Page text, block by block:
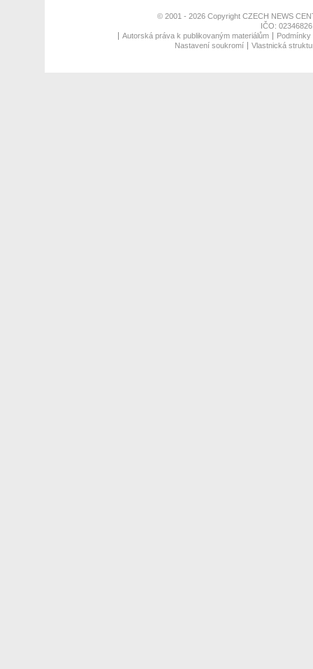
© 2001 - 2026 Copyright CZECH NEWS
IČO:
Autorská práva k publikovaným materiálům
Nastavení soukromí
Vlastnická